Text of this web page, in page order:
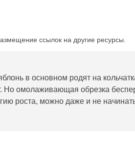
ссылок на другие ресурсы.
в основном родят на
омолаживающая обрезка
роста, можно даже и не